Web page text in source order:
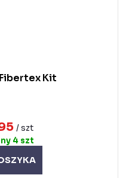
Kit
/ szt
4 szt